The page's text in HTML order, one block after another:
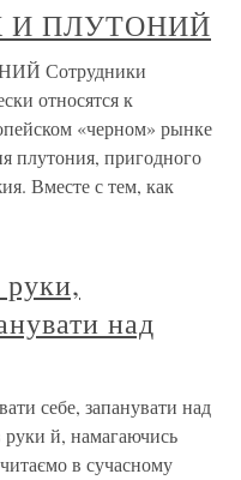
И ПЛУТОНИЙ
Сотрудники
относятся к
«черном» рынке
плутония, пригодного
Вместе с тем, как
руки,
над
себе, запанувати над
руки й, намагаючись
в сучасному